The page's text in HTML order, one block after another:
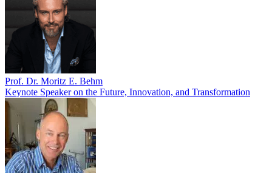
Prof. Dr. Moritz E. Behm
Keynote Speaker on the Future, Innovation, and Transformation